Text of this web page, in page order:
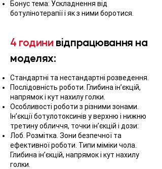
Бонус тема: Ускладнення від
ботулінотерапії і як з ними боротися.
4 години відпрацювання на
моделях:
Стандартні та нестандартні розведення.
Послідовність роботи. Глибина ін’єкцій,
напрямок і кут нахилу голки.
Особливості роботи з різними зонами.
Ін’єкції ботулотоксинів у верхню і нижню
третину обличчя, точки ін’єкцій і дози:
Лоб. Розмітка. Зони безпечної та
ефективної роботи. Типи міміки чола.
Глибина ін’єкцій, напрямок і кут нахилу
голки.